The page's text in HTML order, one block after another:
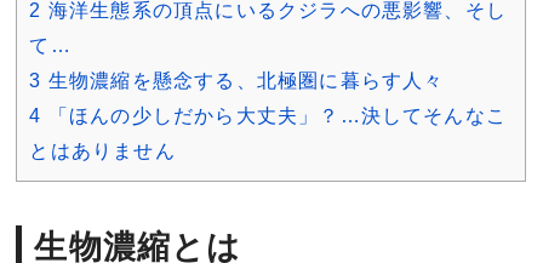
2 海洋生態系の頂点にいるクジラへの悪影響、そし
て…
3 生物濃縮を懸念する、北極圏に暮らす人々
4 「ほんの少しだから大丈夫」？…決してそんなこ
とはありません
生物濃縮とは